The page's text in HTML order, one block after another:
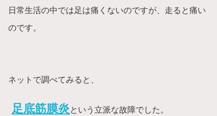
日常生活の中では足は痛くないのですが、走ると痛い
のです。
ネットで調べてみると、
足底筋膜炎 という立派な故障でした。